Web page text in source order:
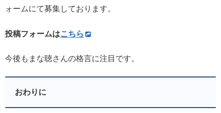
ォームにて募集しております。
投稿フォームはこちら
今後もまな聴さんの格言に注目です。
おわりに